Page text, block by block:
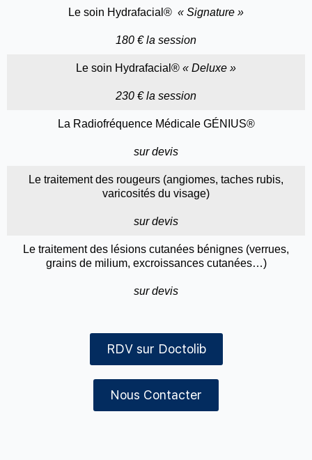
Le soin Hydrafacial® « Signature »
180 € la session
Le soin Hydrafacial® « Deluxe »
230 € la session
La Radiofréquence Médicale GÉNIUS®
sur devis
Le traitement des rougeurs (angiomes, taches rubis,
varicosités du visage)
sur devis
Le traitement des lésions cutanées bénignes (verrues,
grains de milium, excroissances cutanées…)
sur devis
RDV sur Doctolib
Nous Contacter